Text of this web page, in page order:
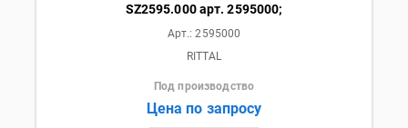
SZ2595.000 арт. 2595000;
Арт.:2595000
RITTAL
Под производство
Цена по запросу